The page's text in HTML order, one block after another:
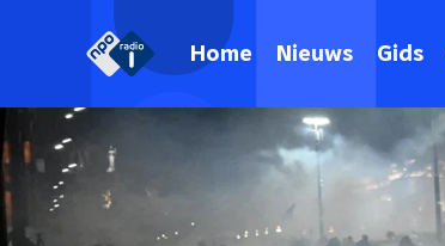
Home Nieuws Gids